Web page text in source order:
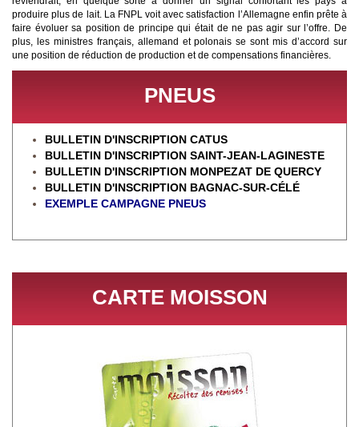
produire plus de lait. La FNPL voit avec satisfaction l’Allemagne enfin prête à
faire évoluer sa position de principe qui était de ne pas agir sur l’offre. De
plus, les ministres français, allemand et polonais se sont mis d’accord sur
une position de réduction de production et de compensations financières.
PNEUS
BULLETIN D'INSCRIPTION CATUS
BULLETIN D'INSCRIPTION SAINT-JEAN-LAGINESTE
BULLETIN D'INSCRIPTION MONPEZAT DE QUERCY
BULLETIN D'INSCRIPTION BAGNAC-SUR-CÉLÉ
EXEMPLE CAMPAGNE PNEUS
CARTE MOISSON